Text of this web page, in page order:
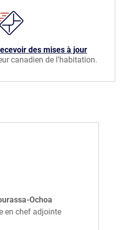
des mises à jour
canadien de l’habitation.
Ochoa
en chef adjointe